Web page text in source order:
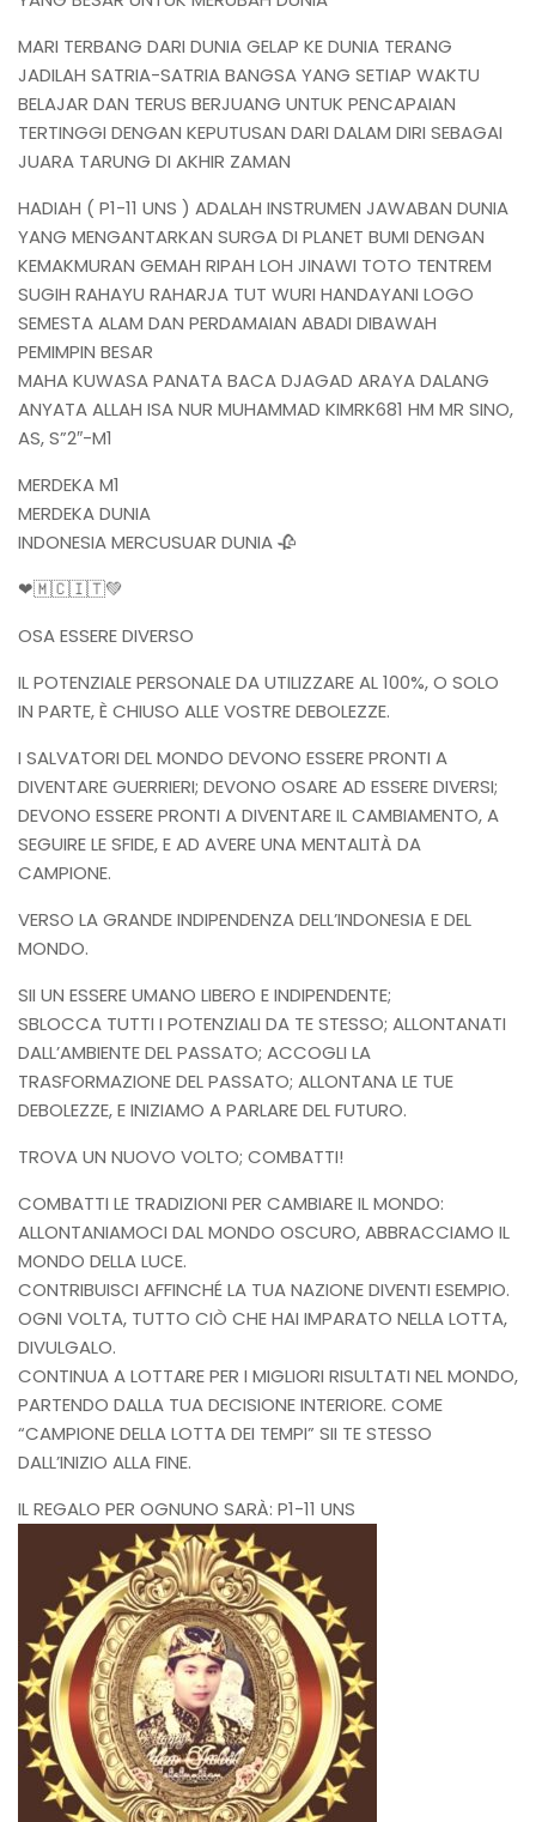
MARI TERBANG DARI DUNIA GELAP KE DUNIA TERANG
JADILAH SATRIA-SATRIA BANGSA YANG SETIAP WAKTU
BELAJAR DAN TERUS BERJUANG UNTUK PENCAPAIAN
TERTINGGI DENGAN KEPUTUSAN DARI DALAM DIRI SEBAGAI
JUARA TARUNG DI AKHIR ZAMAN
HADIAH ( P1-11 UNS ) ADALAH INSTRUMEN JAWABAN DUNIA
YANG MENGANTARKAN SURGA DI PLANET BUMI DENGAN
KEMAKMURAN GEMAH RIPAH LOH JINAWI TOTO TENTREM
SUGIH RAHAYU RAHARJA TUT WURI HANDAYANI LOGO
SEMESTA ALAM DAN PERDAMAIAN ABADI DIBAWAH
PEMIMPIN BESAR
MAHA KUWASA PANATA BACA DJAGAD ARAYA DALANG
ANYATA ALLAH ISA NUR MUHAMMAD KIMRK681 HM MR SINO,
AS, S”2″-M1
MERDEKA M1
MERDEKA DUNIA
INDONESIA MERCUSUAR DUNIA 🥀
❤🇲🇨🇮🇹💚
OSA ESSERE DIVERSO
IL POTENZIALE PERSONALE DA UTILIZZARE AL 100%, O SOLO
IN PARTE, È CHIUSO ALLE VOSTRE DEBOLEZZE.
I SALVATORI DEL MONDO DEVONO ESSERE PRONTI A
DIVENTARE GUERRIERI; DEVONO OSARE AD ESSERE DIVERSI;
DEVONO ESSERE PRONTI A DIVENTARE IL CAMBIAMENTO, A
SEGUIRE LE SFIDE, E AD AVERE UNA MENTALITÀ DA
CAMPIONE.
VERSO LA GRANDE INDIPENDENZA DELL’INDONESIA E DEL
MONDO.
SII UN ESSERE UMANO LIBERO E INDIPENDENTE;
SBLOCCA TUTTI I POTENZIALI DA TE STESSO; ALLONTANATI
DALL’AMBIENTE DEL PASSATO; ACCOGLI LA
TRASFORMAZIONE DEL PASSATO; ALLONTANA LE TUE
DEBOLEZZE, E INIZIAMO A PARLARE DEL FUTURO.
TROVA UN NUOVO VOLTO; COMBATTI!
COMBATTI LE TRADIZIONI PER CAMBIARE IL MONDO:
ALLONTANIAMOCI DAL MONDO OSCURO, ABBRACCIAMO IL
MONDO DELLA LUCE.
CONTRIBUISCI AFFINCHÉ LA TUA NAZIONE DIVENTI ESEMPIO.
OGNI VOLTA, TUTTO CIÒ CHE HAI IMPARATO NELLA LOTTA,
DIVULGALO.
CONTINUA A LOTTARE PER I MIGLIORI RISULTATI NEL MONDO,
PARTENDO DALLA TUA DECISIONE INTERIORE. COME
“CAMPIONE DELLA LOTTA DEI TEMPI” SII TE STESSO
DALL’INIZIO ALLA FINE.
IL REGALO PER OGNUNO SARÀ: P1-11 UNS